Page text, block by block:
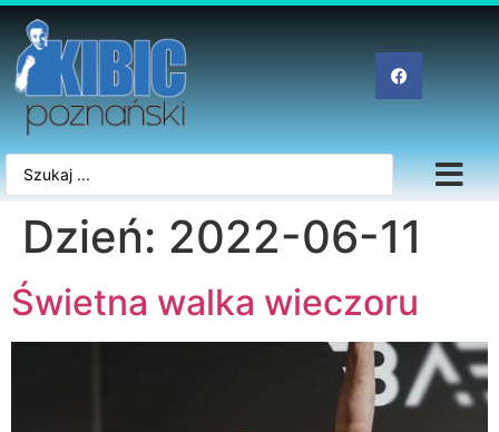
Dzień: 2022-06-11
Świetna walka wieczoru